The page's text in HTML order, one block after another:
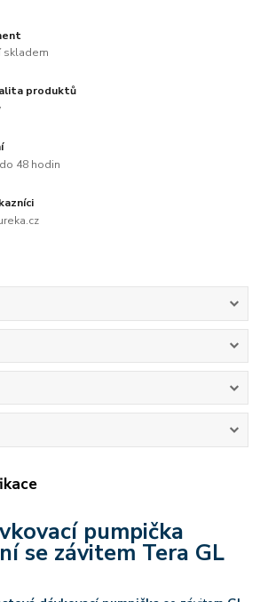
skladem
produktů
48 hodin
pumpička
se závitem Tera GL